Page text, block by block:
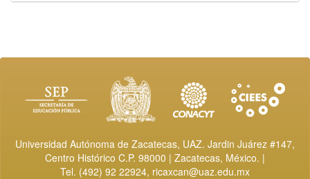
Universidad Autónoma de Zacatecas, UAZ. Jardin Juárez #147,
Centro Histórico C.P. 98000 | Zacatecas, México. |
Tel. (492) 92 22924, ricaxcan@uaz.edu.mx